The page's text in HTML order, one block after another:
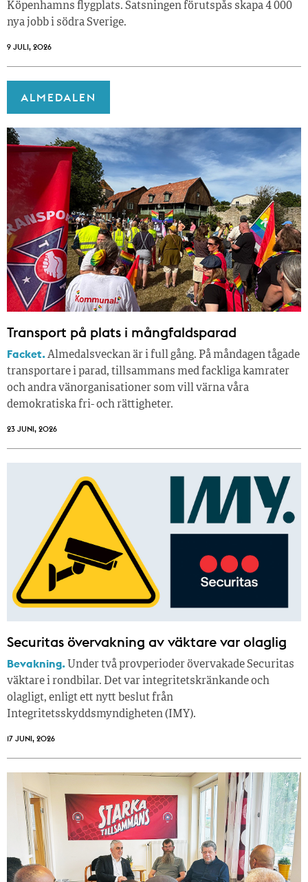
Köpenhamns flygplats. Satsningen förutspås skapa 4 000
nya jobb i södra Sverige.
9 JULI, 2026
ALMEDALEN
Transport på plats i mångfaldsparad
Facket.Almedalsveckan är i full gång. På måndagen tågade
transportare i parad, tillsammans med fackliga kamrater
och andra vänorganisationer som vill värna våra
demokratiska fri- och rättigheter.
23 JUNI, 2026
Securitas övervakning av väktare var olaglig
Bevakning. Under två provperioder övervakade Securitas
väktare i rondbilar. Det var integritetskränkande och
olagligt, enligt ett nytt beslut från
Integritetsskyddsmyndigheten (IMY).
17 JUNI, 2026